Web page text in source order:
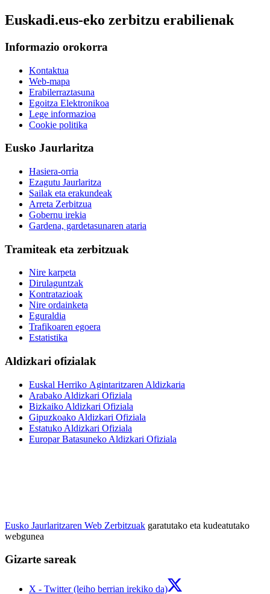
Euskadi.eus-eko zerbitzu erabilienak
Informazio orokorra
Kontaktua
Web-mapa
Erabilerraztasuna
Egoitza Elektronikoa
Lege informazioa
Cookie politika
Eusko Jaurlaritza
Hasiera-orria
Ezagutu Jaurlaritza
Sailak eta erakundeak
Arreta Zerbitzua
Gobernu irekia
Gardena, gardetasunaren ataria
Tramiteak eta zerbitzuak
Nire karpeta
Dirulaguntzak
Kontratazioak
Nire ordainketa
Eguraldia
Trafikoaren egoera
Estatistika
Aldizkari ofizialak
Euskal Herriko Agintaritzaren Aldizkaria
Arabako Aldizkari Ofiziala
Bizkaiko Aldizkari Ofiziala
Gipuzkoako Aldizkari Ofiziala
Estatuko Aldizkari Ofiziala
Europar Batasuneko Aldizkari Ofiziala
Eusko Jaurlaritzaren Web Zerbitzuak garatutako eta kudeatutako
webgunea
Gizarte sareak
X - Twitter (leiho berrian irekiko da)